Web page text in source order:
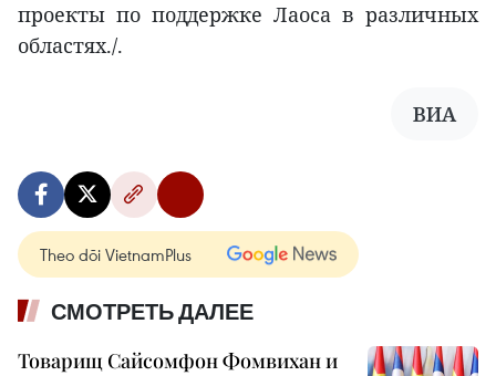
проекты по поддержке Лаоса в различных
областях./.
ВИА
Theo dõi VietnamPlus
СМОТРЕТЬ ДАЛЕЕ
Товарищ Сайсомфон Фомвихан и